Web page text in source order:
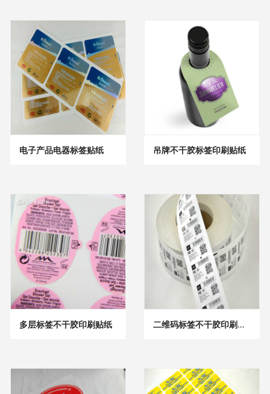
电子产品电器标签贴纸 吊牌不干胶标签印刷贴纸
多层标签不干胶印刷贴纸 二维码标签不干胶印刷贴纸